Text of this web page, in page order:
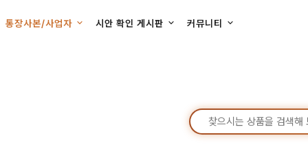
통장사본/사업자 시안 확인 게시판 커뮤니티